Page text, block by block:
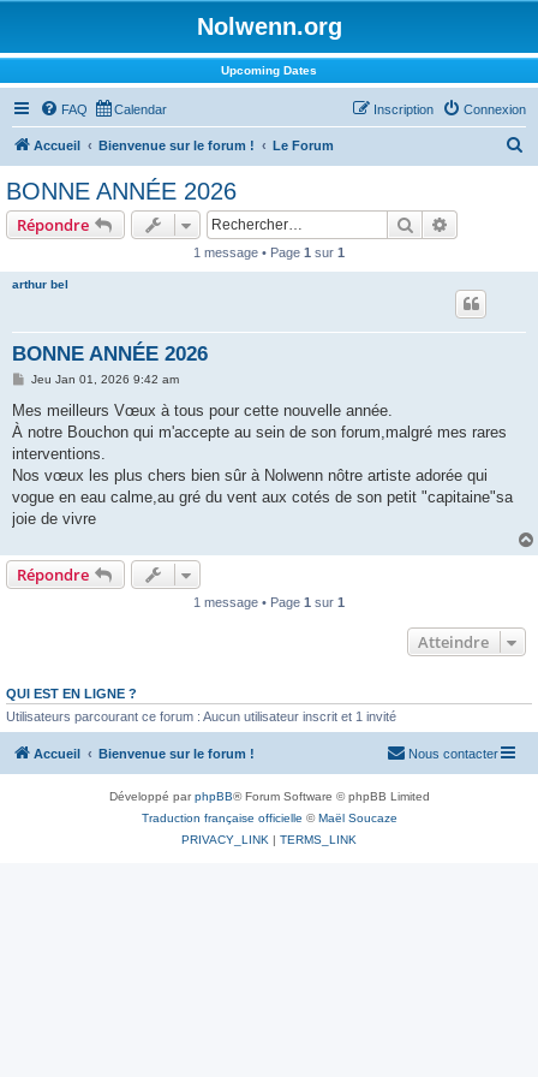
Nolwenn.org
Upcoming Dates
FAQ Calendar Connexion
Inscription
Accueil Bienvenue sur le forum ! Le Forum
BONNE ANNÉE 2026
Répondre Rechercher
1 message • Page 1 sur 1
arthur bel
BONNE ANNÉE 2026
M
s
a
g
Jeu Jan 01, 2026 9:42 am
Mes meilleurs Vœux à tous pour cette nouvelle année.
À notre Bouchon qui m'accepte au sein de son forum,malgré mes rares
interventions.
Nos vœux les plus chers bien sûr à Nolwenn nôtre artiste adorée qui
vogue en eau calme,au gré du vent aux cotés de son petit "capitaine"sa
joie de vivre
Répondre
1 message • Page 1 sur 1
Atteindre
QUI EST EN LIGNE ?
Utilisateurs parcourant ce forum : Aucun utilisateur inscrit et 1 invité
Accueil Bienvenue sur le forum ! Nous contacter
Développé parphpBB® Forum Software © phpBB Limited
Traduction française officielle ©Maël Soucaze
PRIVACY_LINK | TERMS_LINK